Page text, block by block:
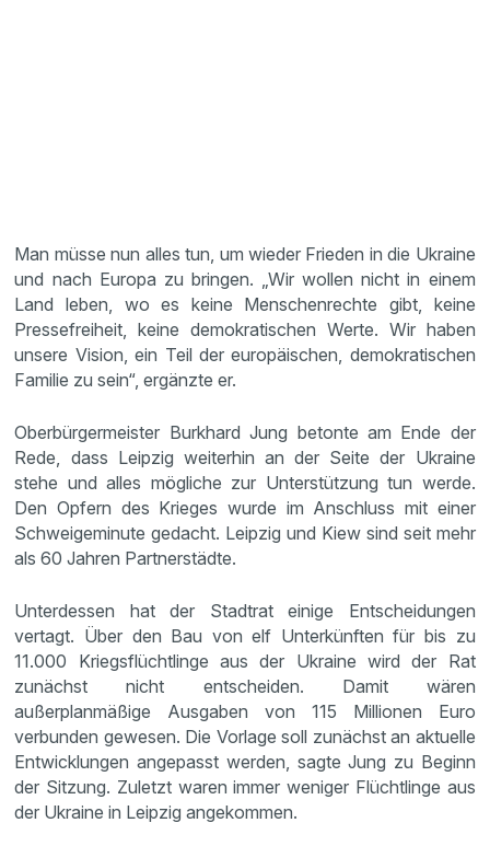
Man müsse nun alles tun, um wieder Frieden in die Ukraine
und nach Europa zu bringen. „Wir wollen nicht in einem
Land leben, wo es keine Menschenrechte gibt, keine
Pressefreiheit, keine demokratischen Werte. Wir haben
unsere Vision, ein Teil der europäischen, demokratischen
Familie zu sein“, ergänzte er.
Oberbürgermeister Burkhard Jung betonte am Ende der
Rede, dass Leipzig weiterhin an der Seite der Ukraine
stehe und alles mögliche zur Unterstützung tun werde.
Den Opfern des Krieges wurde im Anschluss mit einer
Schweigeminute gedacht. Leipzig und Kiew sind seit mehr
als 60 Jahren Partnerstädte.
Unterdessen hat der Stadtrat einige Entscheidungen
vertagt. Über den Bau von elf Unterkünften für bis zu
11.000 Kriegsflüchtlinge aus der Ukraine wird der Rat
zunächst nicht entscheiden. Damit wären
außerplanmäßige Ausgaben von 115 Millionen Euro
verbunden gewesen. Die Vorlage soll zunächst an aktuelle
Entwicklungen angepasst werden, sagte Jung zu Beginn
der Sitzung. Zuletzt waren immer weniger Flüchtlinge aus
der Ukraine in Leipzig angekommen.